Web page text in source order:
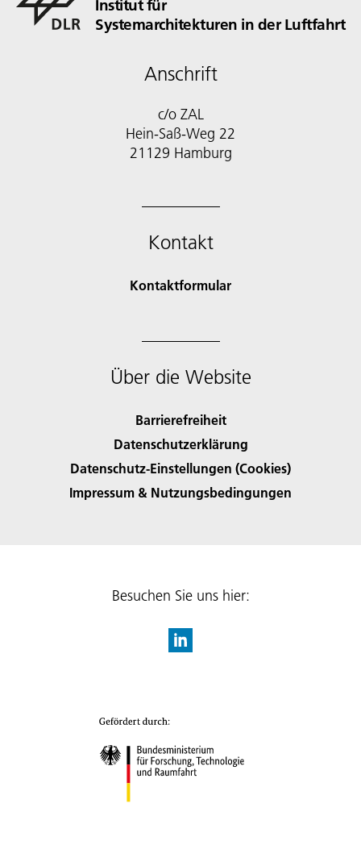
Institut für
Systemarchitekturen in der Luftfahrt
Anschrift
c/o ZAL
Hein-Saß-Weg 22
21129 Hamburg
Kontakt
Kontaktformular
Über die Website
Barrierefreiheit
Datenschutzerklärung
Datenschutz-Einstellungen (Cookies)
Impressum & Nutzungsbedingungen
Besuchen Sie uns hier: